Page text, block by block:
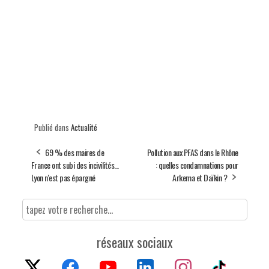
Publié dans Actualité
69 % des maires de
France ont subi des incivilités...
Lyon n'est pas épargné
Pollution aux PFAS dans le Rhône
: quelles condamnations pour
Arkema et Daïkin ?
réseaux sociaux